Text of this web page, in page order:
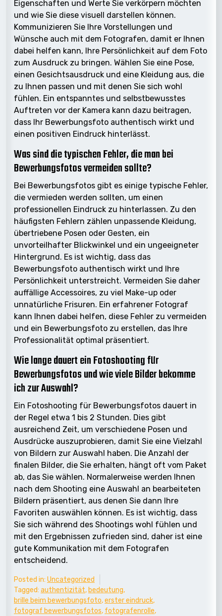
Eigenschaften und Werte Sie verkörpern möchten
und wie Sie diese visuell darstellen können.
Kommunizieren Sie Ihre Vorstellungen und
Wünsche auch mit dem Fotografen, damit er Ihnen
dabei helfen kann, Ihre Persönlichkeit auf dem Foto
zum Ausdruck zu bringen. Wählen Sie eine Pose,
einen Gesichtsausdruck und eine Kleidung aus, die
zu Ihnen passen und mit denen Sie sich wohl
fühlen. Ein entspanntes und selbstbewusstes
Auftreten vor der Kamera kann dazu beitragen,
dass Ihr Bewerbungsfoto authentisch wirkt und
einen positiven Eindruck hinterlässt.
Was sind die typischen Fehler, die man bei
Bewerbungsfotos vermeiden sollte?
Bei Bewerbungsfotos gibt es einige typische Fehler,
die vermieden werden sollten, um einen
professionellen Eindruck zu hinterlassen. Zu den
häufigsten Fehlern zählen unpassende Kleidung,
übertriebene Posen oder Gesten, ein
unvorteilhafter Blickwinkel und ein ungeeigneter
Hintergrund. Es ist wichtig, dass das
Bewerbungsfoto authentisch wirkt und Ihre
Persönlichkeit unterstreicht. Vermeiden Sie daher
auffällige Accessoires, zu viel Make-up oder
unnatürliche Frisuren. Ein erfahrener Fotograf
kann Ihnen dabei helfen, diese Fehler zu vermeiden
und ein Bewerbungsfoto zu erstellen, das Ihre
Professionalität optimal präsentiert.
Wie lange dauert ein Fotoshooting für
Bewerbungsfotos und wie viele Bilder bekomme
ich zur Auswahl?
Ein Fotoshooting für Bewerbungsfotos dauert in
der Regel etwa 1 bis 2 Stunden. Dies gibt
ausreichend Zeit, um verschiedene Posen und
Ausdrücke auszuprobieren, damit Sie eine Vielzahl
von Bildern zur Auswahl haben. Die Anzahl der
finalen Bilder, die Sie erhalten, hängt oft vom Paket
ab, das Sie wählen. Normalerweise werden Ihnen
nach dem Shooting eine Auswahl an bearbeiteten
Bildern präsentiert, aus denen Sie dann Ihre
Favoriten auswählen können. Es ist wichtig, dass
Sie sich während des Shootings wohl fühlen und
mit den Ergebnissen zufrieden sind, daher ist eine
gute Kommunikation mit dem Fotografen
entscheidend.
Posted in: Uncategorized
Tagged: authentizität, bedeutung,
brille beim bewerbungsfoto,erster eindruck,
fotograf bewerbungsfotos, fotografenrolle,